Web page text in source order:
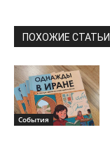
ПОХОЖИЕ СТАТЬИ
События